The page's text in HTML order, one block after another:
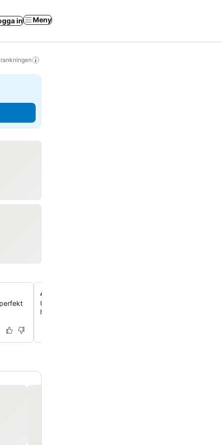
in Meny
Avkopplande spa- och friskvårdsfaciliteter
Unna dig en föryngrande upplevelse på spaet, med
hamam för den ultimata avkopplingen.